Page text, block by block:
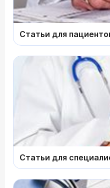
Статьи для
Статьи для